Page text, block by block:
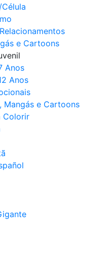
Célula
e Cartoons
Anos
Anos
Mangás e Cartoons
Colorir